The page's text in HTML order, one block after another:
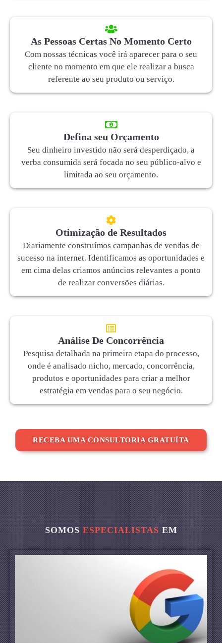
As Pessoas Certas No Momento Certo
Com nossas técnicas você irá aparecer para o seu
cliente no momento em que ele realizar a busca
referente ao seu produto ou serviço.
Defina seu Orçamento
Seu dinheiro investido não será desperdiçado, a
verba consumida será focada no seu público-alvo e
limitada ao seu orçamento.
Otimização de Resultados
Diariamente construímos campanhas de vendas de
sucesso na internet. Identificamos as oportunidades e
em cima delas criamos anúncios relevantes a ponto
de realizar conversões diárias.
Análise De Concorrência
Pesquisa detalhada na primeira etapa do processo,
onde é analisado nicho, mercado, concorrência,
produtos e oportunidades para criar a melhor
estratégia em vendas para o seu negócio.
RECEBA UMA CONSULTORIA GRATUÍTA
SOMOSESPECIALISTASEM